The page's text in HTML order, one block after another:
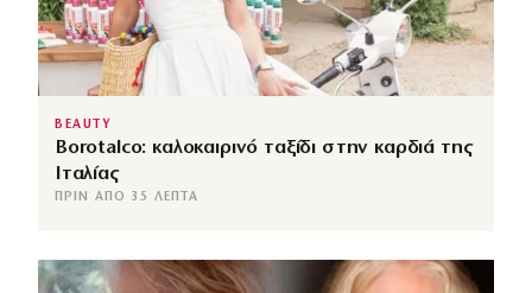
BEAUTY
Borotalco: καλοκαιρινό ταξίδι στην καρδιά της
Ιταλίας
ΠΡΙΝ ΑΠΌ 35 ΛΕΠΤΆ